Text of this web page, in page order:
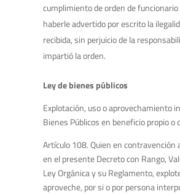
cumplimiento de orden de
haberle advertido por escrito la
recibida, sin perjuicio de la
impartió la orden.
Ley de bienes públicos
Explotación, uso o aprovechamiento
Bienes Públicos en beneficio propio o
Artículo 108. Quien en contravención
en el presente Decreto con Rango,
Ley Orgánica y su Reglamento,
aproveche, por si o por persona